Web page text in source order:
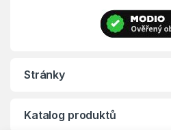
Stránky
Katalog produktů